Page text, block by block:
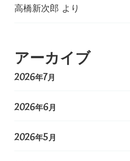
高橋新次郎 より
アーカイブ
2026年7月
2026年6月
2026年5月